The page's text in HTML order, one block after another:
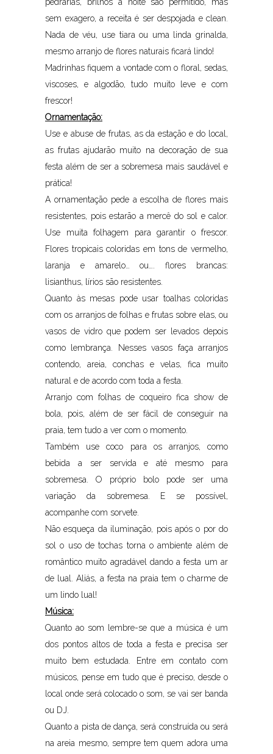
sem exagero, a receita é ser despojada e clean.
Nada de véu, use tiara ou uma linda grinalda,
mesmo arranjo de flores naturais ficará lindo!
Madrinhas fiquem a vontade com o floral, sedas,
viscoses, e algodão, tudo muito leve e com
frescor!
Ornamentação:
Use e abuse de frutas, as da estação e do local,
as frutas ajudarão muito na decoração de sua
festa além de ser a sobremesa mais saudável e
prática!
A ornamentação pede a escolha de flores mais
resistentes, pois estarão a mercê do sol e calor.
Use muita folhagem para garantir o frescor.
Flores tropicais coloridas em tons de vermelho,
laranja e amarelo… ou…. flores brancas:
lisianthus, lírios são resistentes.
Quanto às mesas pode usar toalhas coloridas
com os arranjos de folhas e frutas sobre elas, ou
vasos de vidro que podem ser levados depois
como lembrança. Nesses vasos faça arranjos
contendo, areia, conchas e velas, fica muito
natural e de acordo com toda a festa.
Arranjo com folhas de coqueiro fica show de
bola, pois, além de ser fácil de conseguir na
praia, tem tudo a ver com o momento.
Também use coco para os arranjos, como
bebida a ser servida e até mesmo para
sobremesa. O próprio bolo pode ser uma
variação da sobremesa. E se possível,
acompanhe com sorvete.
Não esqueça da iluminação, pois após o por do
sol o uso de tochas torna o ambiente além de
romântico muito agradável dando a festa um ar
de lual. Aliás, a festa na praia tem o charme de
um lindo lual!
Música:
Quanto ao som lembre-se que a música é um
dos pontos altos de toda a festa e precisa ser
muito bem estudada. Entre em contato com
músicos, pense em tudo que é preciso, desde o
local onde será colocado o som, se vai ser banda
ou DJ.
Quanto a pista de dança, será construída ou será
na areia mesmo, sempre tem quem adora uma